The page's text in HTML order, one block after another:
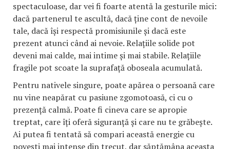
spectaculoase, dar vei fi foarte atentă la gesturile mici:
dacă partenerul te ascultă, dacă ține cont de nevoile
tale, dacă își respectă promisiunile și dacă este
prezent atunci când ai nevoie. Relațiile solide pot
deveni mai calde, mai intime și mai stabile. Relațiile
fragile pot scoate la suprafață oboseala acumulată.
Pentru nativele singure, poate apărea o persoană care
nu vine neapărat cu pasiune zgomotoasă, ci cu o
prezență calmă. Poate fi cineva care se apropie
treptat, care îți oferă siguranță și care nu te grăbește.
Ai putea fi tentată să compari această energie cu
povești mai intense din trecut, dar săptămâna aceasta